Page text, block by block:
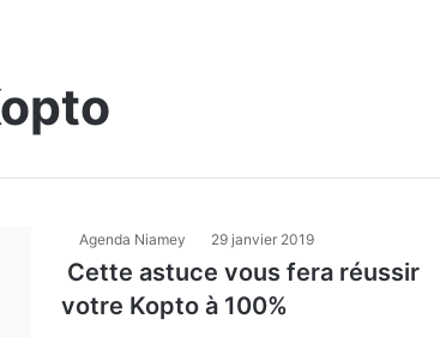
Agenda Niamey 29 janvier 2019
Cette astuce vous fera réussir
votre Kopto à 100%